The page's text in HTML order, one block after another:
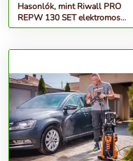
Hasonlók, mint Riwall PRO
REPW 130 SET elektromos
magasnyomású mosó 130 bar,